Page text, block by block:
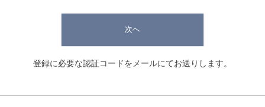
次へ
登録に必要な認証コードをメールにてお送りします。